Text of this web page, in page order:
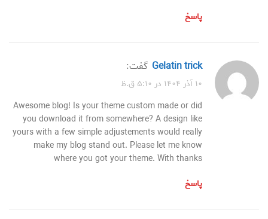
پاسخ
gelatin trick گفت:
۱۰ آذر ۱۴۰۴ در ۵:۱۰ ق.ظ
Awesome blog! Is your theme custom made or did
you download it from somewhere? A design like
yours with a few simple adjustements would really
make my blog stand out. Please let me know
where you got your theme. With thanks
پاسخ